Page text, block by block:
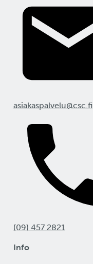
asiakaspalvelu@csc.fi
(09) 457 2821
Info